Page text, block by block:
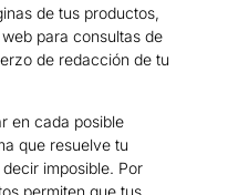
de tus productos,
para consultas de
de redacción de tu
en cada posible
que resuelve tu
imposible. Por